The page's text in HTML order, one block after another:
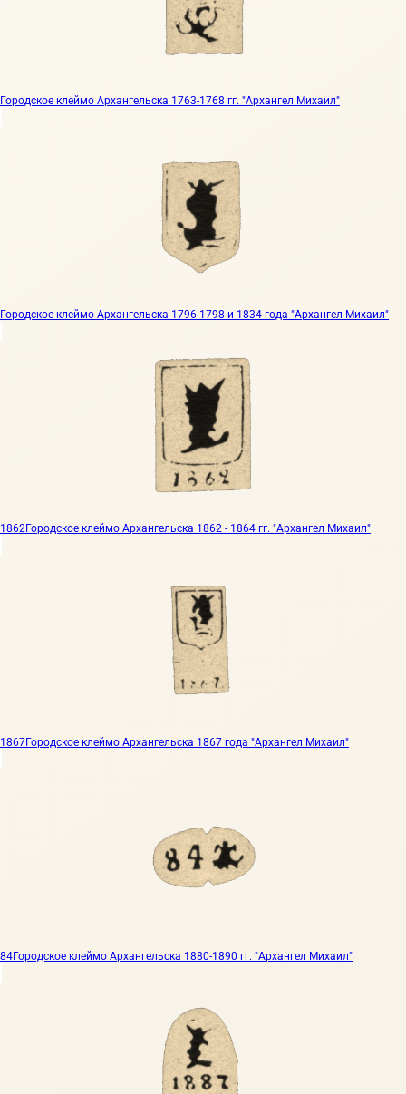
Городское клеймо Архангельска 1763-1768 гг. "Архангел Михаил"
Городское клеймо Архангельска 1796-1798 и 1834 года "Архангел Михаил"
1862Городское клеймо Архангельска 1862 - 1864 гг. "Архангел Михаил"
1867Городское клеймо Архангельска 1867 года "Архангел Михаил"
84Городское клеймо Архангельска 1880-1890 гг. "Архангел Михаил"